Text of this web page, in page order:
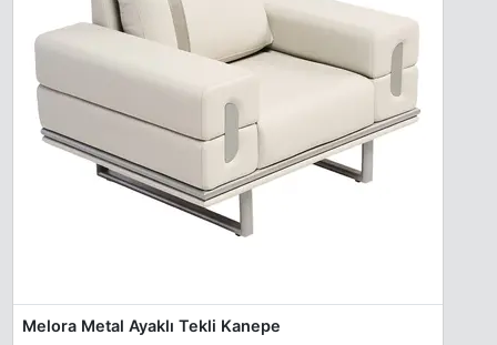
Melora Metal Ayaklı Tekli Kanepe